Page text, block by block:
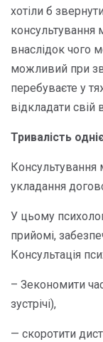
хотіли б
консультування
внаслідок чого
можливий при
перебуваєте у
відкладати свій
Тривалість
укладання
У цьому
прийомі,
Консультація
– Зекономити
зустрічі),
— скоротити